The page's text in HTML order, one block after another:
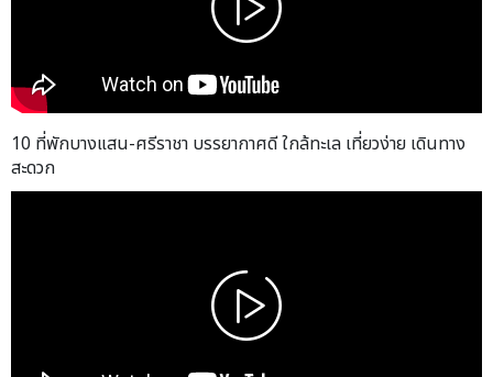
10 ที่พักบางแสน-ศรีราชา บรรยากาศดี ใกล้ทะเล เที่ยวง่าย เดินทาง
สะดวก